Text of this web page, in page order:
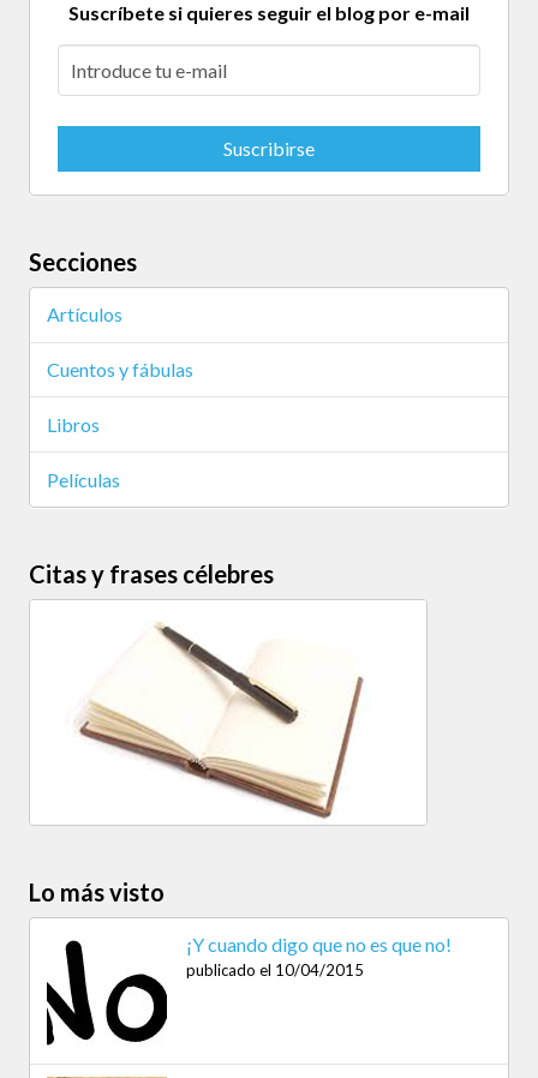
Suscríbete si quieres seguir el blog por e-mail
Secciones
Artículos
Cuentos y fábulas
Libros
Películas
Citas y frases célebres
Lo más visto
¡Y cuando digo que no es que no!
publicado el 10/04/2015